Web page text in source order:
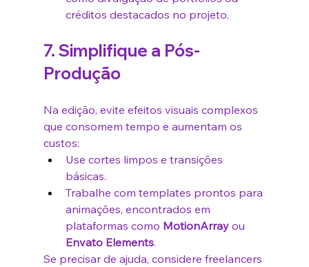
créditos destacados no projeto.
7. Simplifique a Pós-
Produção
Na edição, evite efeitos visuais complexos
que consomem tempo e aumentam os
custos:
Use cortes limpos e transições
básicas.
Trabalhe com templates prontos para
animações, encontrados em
plataformas como MotionArray ou
Envato Elements.
Se precisar de ajuda, considere freelancers